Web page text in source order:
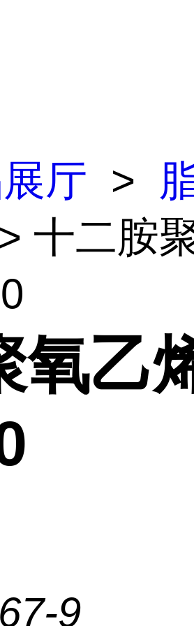
厅 >
> 十二胺
氧乙
9